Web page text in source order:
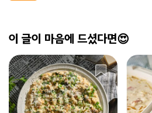
이 글이 마음에 드셨다면😍